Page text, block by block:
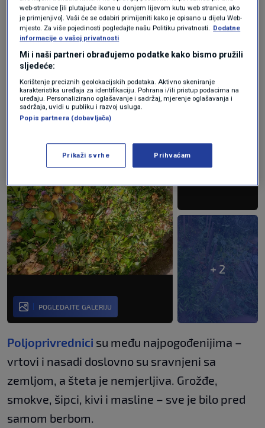
Katastrofalno nevrijeme, praćeno tučom
veličine lješnjaka i olujnim vjetrom, poharalo je
Split nešto prije 9 sati ujutro, ostavivši grad
bez struje i s velikom materijalnom štetom.
+ 2
POGLEDAJTE GALERIJU
Poljoprivrednici su među najpogođenijima –
vrtovi i nasadi doslovno su sravnjeni sa
zemljom, a šteta je nemjerljiva. Grožđe,
smokve, šipci, kivi i masline – sve je bilo pred
samom berbom.
web-stranice [ili plutajuće ikone u donjem lijevom kutu web stranice, ako
je primjenjivo]. Vaši će se odabiri primijeniti kako je opisano u dijelu Web-
mjesto. Za više pojedinosti pogledajte našu Politiku privatnosti. Dodatne
informacije o vašoj privatnosti
Mi i naši partneri obrađujemo podatke kako bismo pružili
sljedeće:
Korištenje preciznih geolokacijskih podataka. Aktivno skeniranje
karakteristika uređaja za identifikaciju. Pohrana i/ili pristup podacima na
uređaju. Personalizirano oglašavanje i sadržaj, mjerenje oglašavanja i
sadržaja, uvidi u publiku i razvoj usluga.
Popis partnera (dobavljača)
Prikaži svrhe Prihvaćam